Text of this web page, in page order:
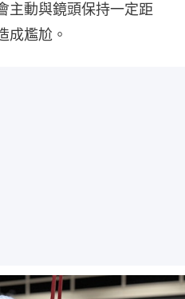
主動與鏡頭保持一定距
成尷尬。